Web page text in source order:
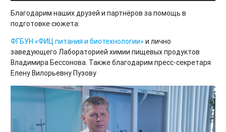
Благодарим наших друзей и партнёров за помощь в
подготовке сюжета:
ФГБУН «ФИЦ питания и биотехнологии» и лично
заведующего Лабораторией химии пищевых продуктов
Владимира Бессонова. Также благодарим пресс-секретаря
Елену Вилорьевну Пузову